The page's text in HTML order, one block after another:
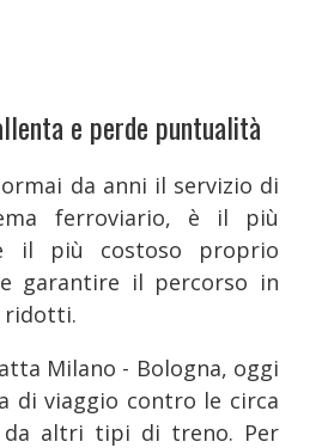
e perde puntualità
ormai da anni il servizio di
ferroviario, è il più
il più costoso proprio
garantire il percorso in
ridotti.
Milano - Bologna, oggi
di viaggio contro le circa
altri tipi di treno. Per